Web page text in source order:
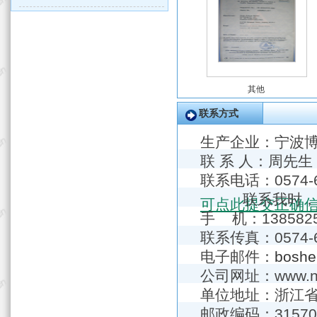
其他
联系方式
生产企业： 宁波
联 系 人：周先生
联系电话：
可点此提交正确
联系我时
手 机：
联系传真：
电子邮件：
公司网址：
单位地址：浙江